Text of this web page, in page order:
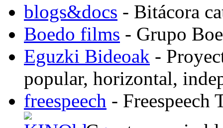
blogs&docs - Bitácora
Boedo films - Grupo
Eguzki Bideoak -
popular, horizontal,
freespeech - Freespeech